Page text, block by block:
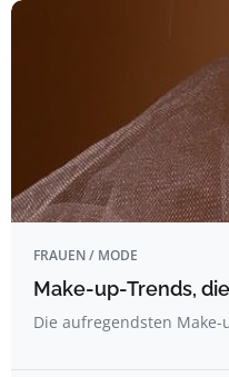
FRAUEN / MODE
Make-up-Trends,
Die aufregendsten